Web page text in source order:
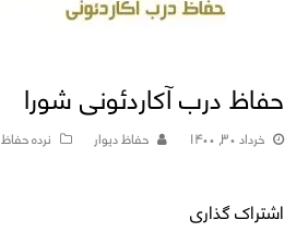
حفاظ درب آکاردئونی شورا
خرداد ۳۰, ۱۴۰۰ حفاظ دیوار نرده حفاظ
اشتراک گذاری